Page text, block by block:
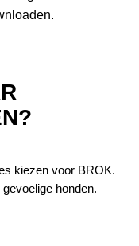
kiezen voor BROK.
honden.